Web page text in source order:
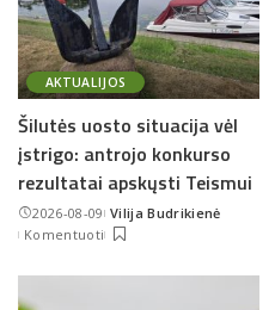
AKTUALIJOS
Šilutės uosto situacija vėl
įstrigo: antrojo konkurso
rezultatai apskųsti Teismui
2026-08-09Posted
by
Vilija Budrikienė
Komentuoti